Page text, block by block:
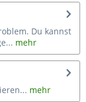
Du kannst
mehr
mehr